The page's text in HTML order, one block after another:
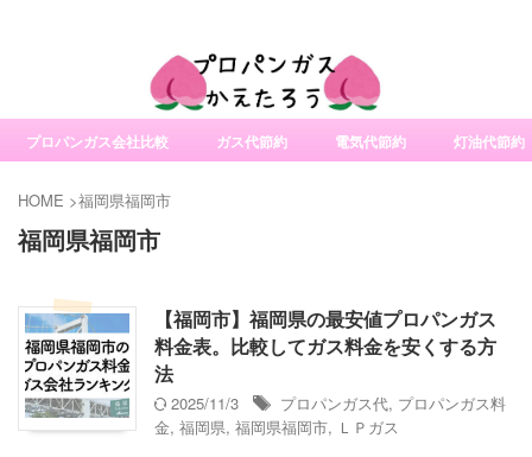
プロパンガス会社比較 ガス代節約 電気代節約 灯油代節約
HOME >福岡県福岡市
福岡県福岡市
【福岡市】福岡県の最安値プロパンガス
料金表。比較してガス料金を安くする方
法
2025/11/3 プロパンガス代, プロパンガス料
金, 福岡県, 福岡県福岡市, ＬＰガス